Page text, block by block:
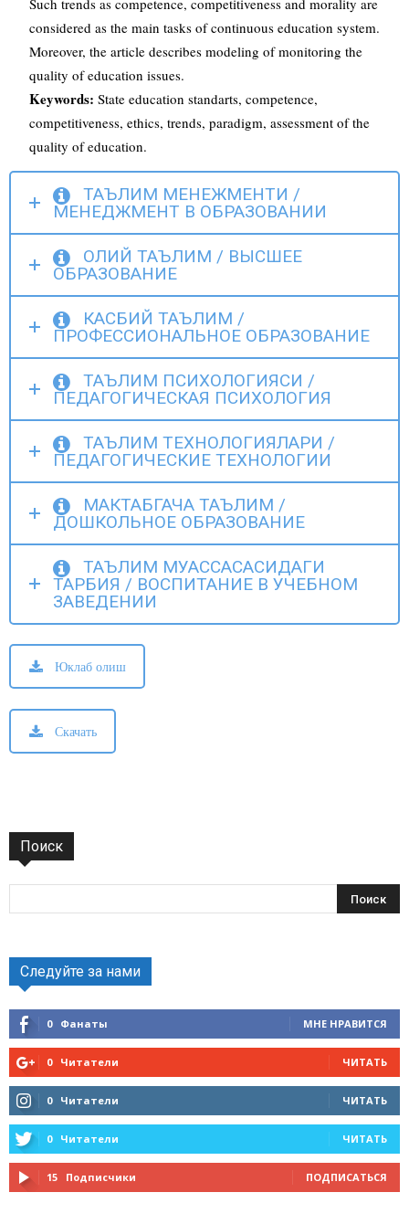
considered as the main tasks of continuous education system.
Moreover, the article describes modeling of monitoring the
quality of education issues.
Keywords: State education standarts, competence,
competitiveness, ethics, trends, paradigm, assessment of the
quality of education.
ТАЪЛИМ МЕНЕЖМЕНТИ /
МЕНЕДЖМЕНТ В ОБРАЗОВАНИИ
ОЛИЙ ТАЪЛИМ / ВЫСШЕЕ
ОБРАЗОВАНИЕ
КАСБИЙ ТАЪЛИМ /
ПРОФЕССИОНАЛЬНОЕ ОБРАЗОВАНИЕ
ТАЪЛИМ ПСИХОЛОГИЯСИ /
ПЕДАГОГИЧЕСКАЯ ПСИХОЛОГИЯ
ТАЪЛИМ ТЕХНОЛОГИЯЛАРИ /
ПЕДАГОГИЧЕСКИЕ ТЕХНОЛОГИИ
МАКТАБГАЧА ТАЪЛИМ /
ДОШКОЛЬНОЕ ОБРАЗОВАНИЕ
ТАЪЛИМ МУАССАСАСИДАГИ
ТАРБИЯ / ВОСПИТАНИЕ В УЧЕБНОМ
ЗАВЕДЕНИИ
Юклаб олиш
Скачать
Поиск
Следуйте за нами
0 Фанаты МНЕ НРАВИТСЯ
0 Читатели ЧИТАТЬ
0 Читатели ЧИТАТЬ
0 Читатели ЧИТАТЬ
15 Подписчики ПОДПИСАТЬСЯ